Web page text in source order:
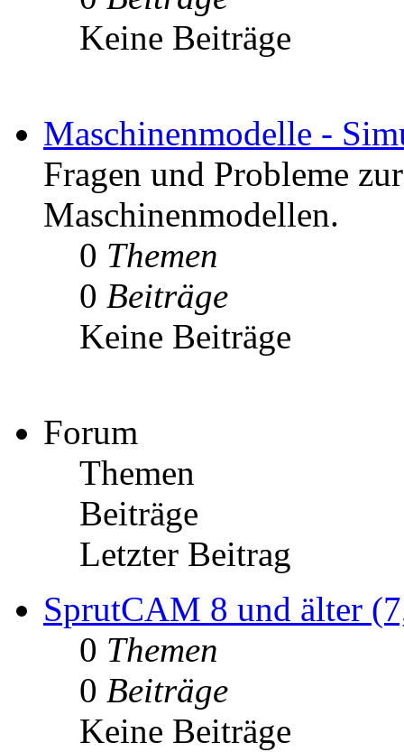
Keine Beiträge
Maschinenmodelle -
Fragen und Probleme
Maschinenmodellen.
0 Themen
0 Beiträge
Keine Beiträge
Forum
Themen
Beiträge
Letzter Beitrag
SprutCAM 8 und älter
0 Themen
0 Beiträge
Keine Beiträge